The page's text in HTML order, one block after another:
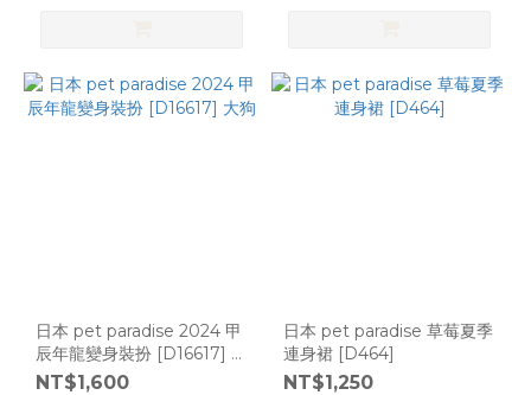
日本 pet paradise 2024 甲
辰年龍變身裝扮 [D16617] 大
狗
NT$1,600
日本 pet paradise 草莓夏季
連身裙 [D464]
NT$1,250